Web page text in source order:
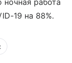
19 на 88%.